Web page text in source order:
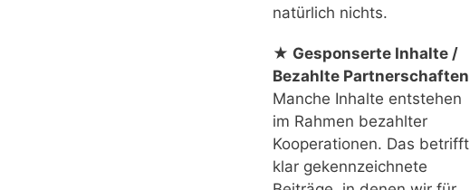
natürlich nichts.
★ Gesponserte Inhalte /
Bezahlte Partnerschaften
Manche Inhalte entstehen
im Rahmen bezahlter
Kooperationen. Das betrifft
klar gekennzeichnete